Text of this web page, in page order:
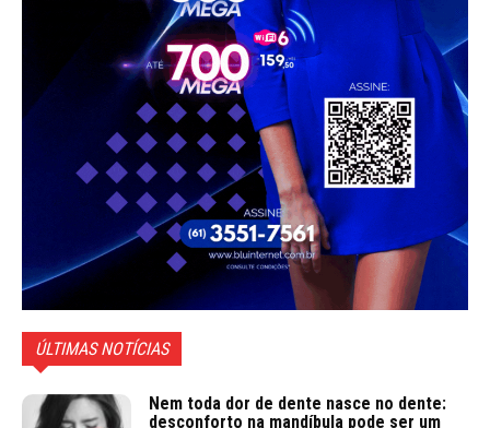
ÚLTIMAS NOTÍCIAS
Nem toda dor de dente nasce no dente:
desconforto na mandíbula pode ser um